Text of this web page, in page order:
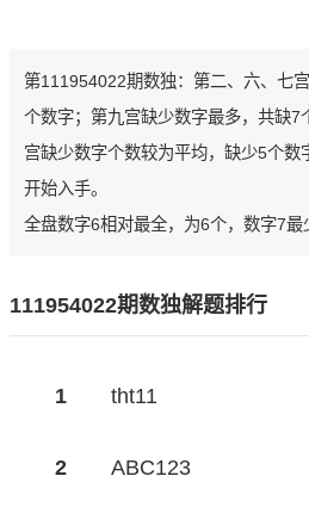
第111954022期数独：第二、六、七
个数字；第九宫缺少数字最多，共缺7
宫缺少数字个数较为平均，缺少5个数
开始入手。
全盘数字6相对最全，为6个，数字7最
111954022期数独解题排行
1 tht11
2 ABC123